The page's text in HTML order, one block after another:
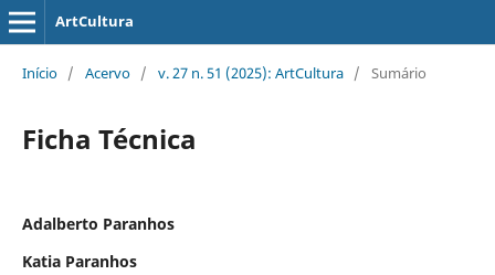
ArtCultura
Início / Acervo / v. 27 n. 51 (2025): ArtCultura / Sumário
Ficha Técnica
Adalberto Paranhos
Katia Paranhos